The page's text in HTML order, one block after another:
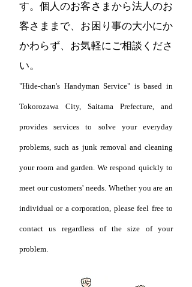
す。個人のお客さまから法人のお
客さままで、お困り事の大小にか
かわらず、お気軽にご相談くださ
い。
"Hide-chan's Handyman Service" is based in
Tokorozawa City, Saitama Prefecture, and
provides services to solve your everyday
problems, such as junk removal and cleaning
your room and garden. We respond quickly to
meet our customers' needs. Whether you are an
individual or a corporation, please feel free to
contact us regardless of the size of your
problem.